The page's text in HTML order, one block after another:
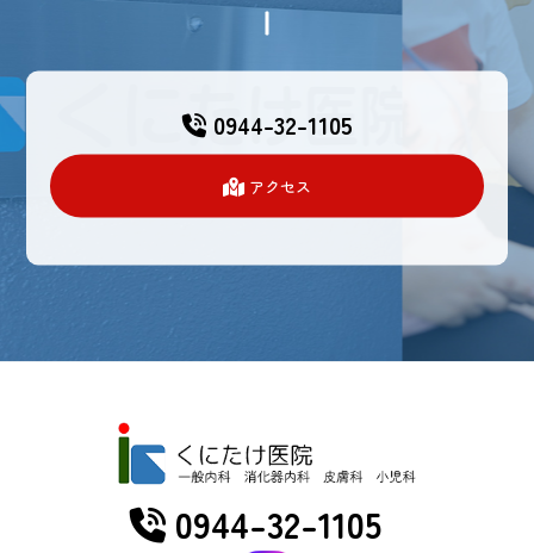
0944-32-1105
アクセス
0944-32-1105